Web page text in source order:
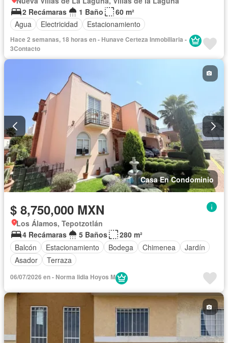
2 Recámaras
1 Baño
60 m²
Agua
Electricidad Estacionamiento
Hace 2 semanas, 18 horas en - Hunave Certeza Inmobiliaria -
3Contacto
Casa En Condominio
$ 8,750,000 MXN
Los Álamos, Tepotzotlán
4 Recámaras
5 Baños
280 m²
Balcón
Estacionamiento Bodega Chimenea
Jardín
Asador
Terraza
06/07/2026 en - Norma lidia Hoyos M